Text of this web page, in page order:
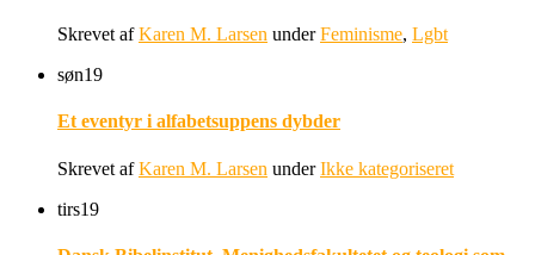
Skrevet afKaren M. Larsen underFeminisme, Lgbt
søn19
Et eventyr i alfabetsuppens dybder
Skrevet afKaren M. Larsen underIkke kategoriseret
tirs19